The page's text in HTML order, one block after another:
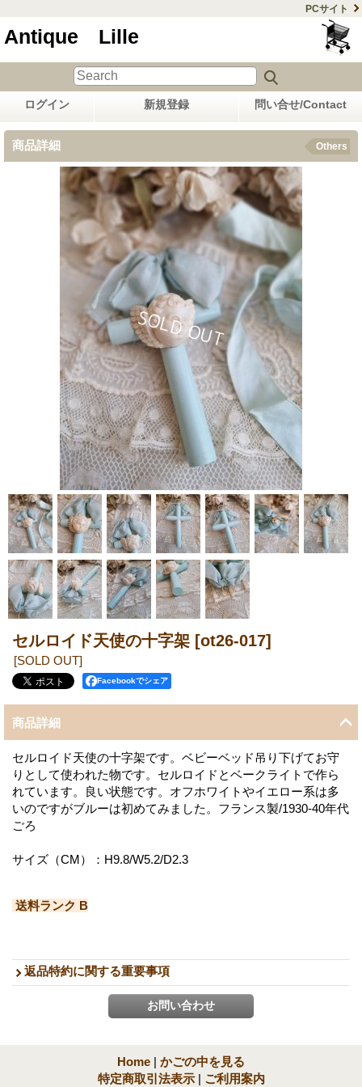
PCサイト
Antique Lille
ログイン 新規登録 問い合せ/Contact
商品詳細 Others
セルロイド天使の十字架 [ot26-017]
[SOLD OUT]
Facebookでシェア
商品詳細
セルロイド天使の十字架です。ベビーベッド吊り下げてお守
りとして使われた物です。セルロイドとベークライトで作ら
れています。良い状態です。オフホワイトやイエロー系は多
いのですがブルーは初めてみました。 フランス製/1930-40年代
ごろ
サイズ（CM）：H9.8/W5.2/D2.3
送料ランク B
返品特約に関する重要事項
Home | かごの中を見る
特定商取引法表示 | ご利用案内